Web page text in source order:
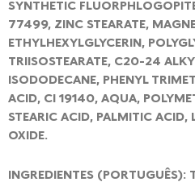
SYNTHETIC
77499, ZINC STEARATE,
ETHYLHEXYLGLYCERIN,
TRIISOSTEARATE, C20-24
ISODODECANE, PHENYL
ACID, CI 19140, AQUA,
STEARIC ACID, PALMITIC
OXIDE.
INGREDIENTES